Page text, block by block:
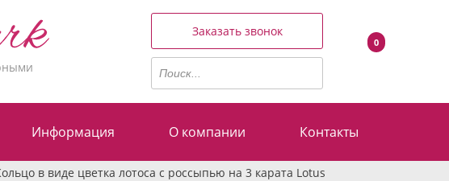
Заказать звонок
0
Информация О компании Контакты
в виде цветка лотоса с россыпью на 3 карата Lotus